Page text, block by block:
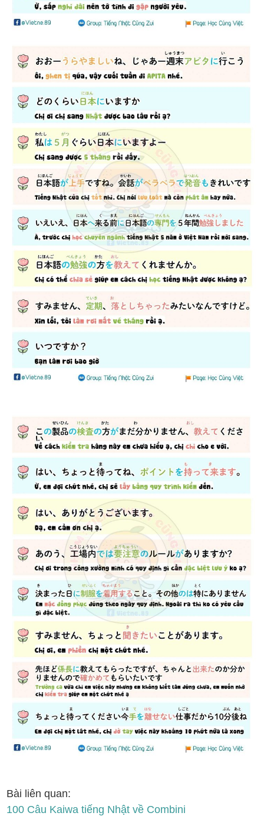
Bài liên quan:
100 Câu Kaiwa tiếng Nhật về Combini